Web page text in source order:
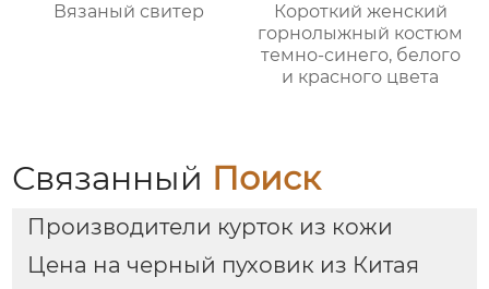
Вязаный свитер
Короткий женский
горнолыжный костюм
темно-синего, белого
и красного цвета
Связанный Поиск
Производители курток из кожи
Цена на черный пуховик из Китая